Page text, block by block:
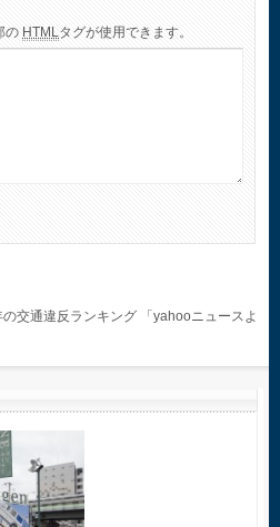
の HTMLタグが使用できます。
の交通違反ランキング 「yahooニュースよ